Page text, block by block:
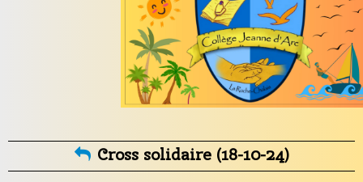
S'inscrire
Vie au collège▼
Informations générales
Cross solidaire (18-10-24)